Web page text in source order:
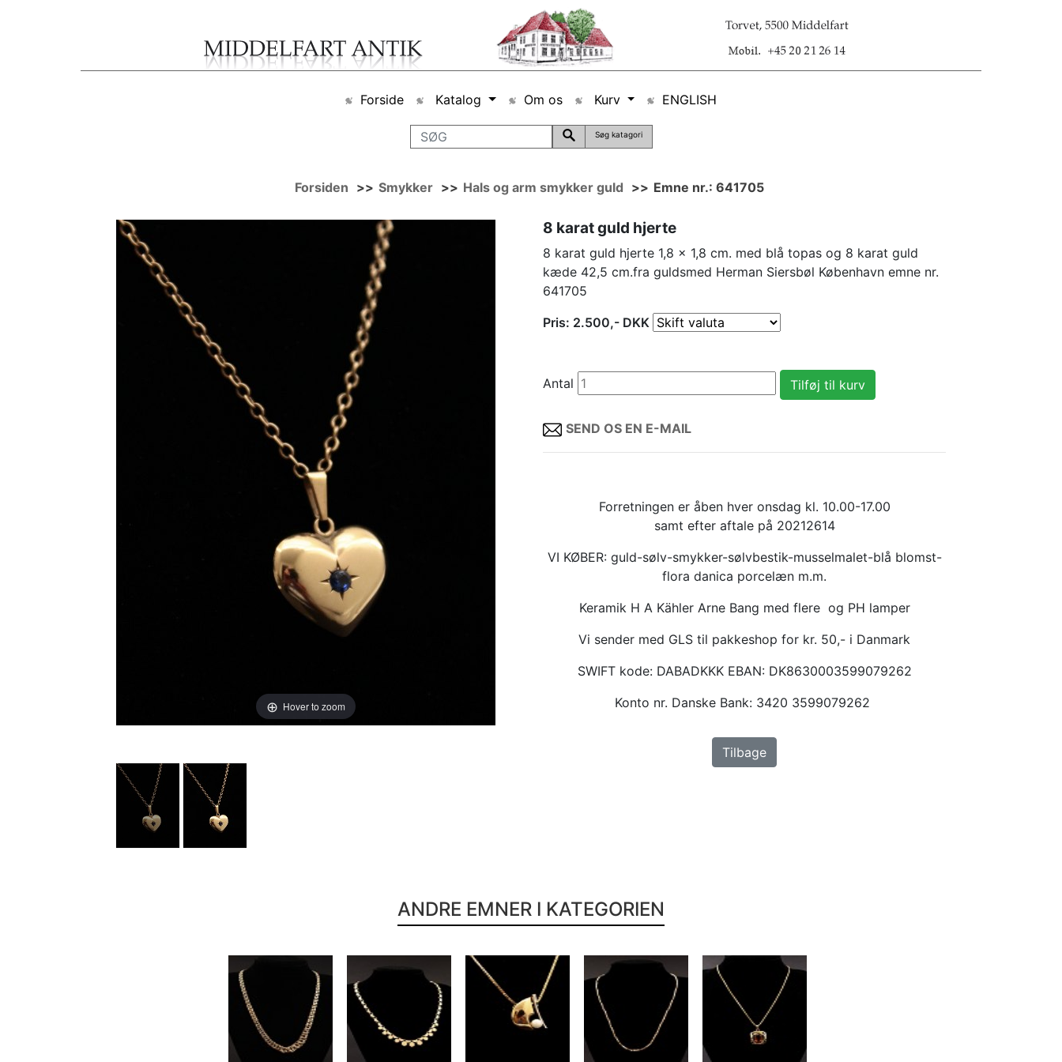
Forside Katalog Om os Kurv ENGLISH
Søg katagori
Forsiden >> Smykker >> Hals og arm smykker guld >> Emne nr.: 641705
Hover to zoom
8 karat guld hjerte
8 karat guld hjerte 1,8 x 1,8 cm. med blå topas og 8 karat guld
kæde 42,5 cm.fra guldsmed Herman Siersbøl København emne nr.
641705
Pris: 2.500,- DKK
Antal
SEND OS EN E-MAIL
Forretningen er åben hver onsdag kl. 10.00-17.00
samt efter aftale på 20212614
VI KØBER: guld-sølv-smykker-sølvbestik-musselmalet-blå blomst-
flora danica porcelæn m.m.
Keramik H A Kähler Arne Bang med flere og PH lamper
Vi sender med GLS til pakkeshop for kr. 50,- i Danmark
SWIFT kode: DABADKKK EBAN: DK8630003599079262
Konto nr. Danske Bank: 3420 3599079262
Tilbage
ANDRE EMNER I KATEGORIEN